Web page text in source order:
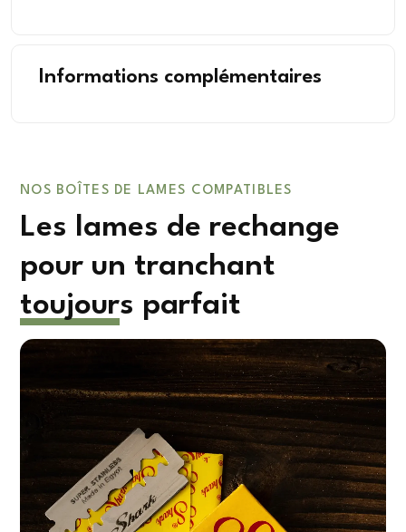
Informations complémentaires
NOS BOÎTES DE LAMES COMPATIBLES
Les lames de rechange
pour un tranchant
toujours parfait